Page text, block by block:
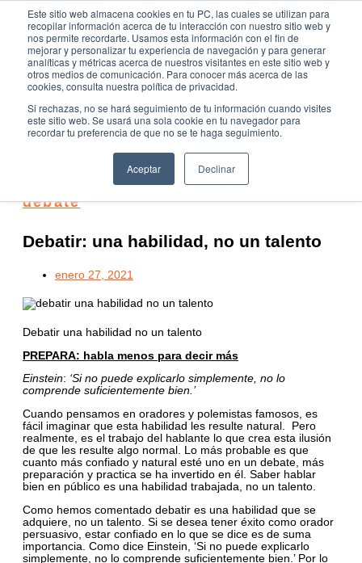
Este sitio web almacena cookies en tu PC, las cuales se utilizan para
recopilar información acerca de tu interacción con nuestro sitio web y
nos permite recordarte. Usamos esta información con el fin de
mejorar y personalizar tu experiencia de navegación y para generar
analíticas y métricas acerca de nuestros visitantes en este sitio web y
otros medios de comunicación. Para conocer más acerca de las
cookies, consulta nuestra política de privacidad.
Si rechazas, no se hará seguimiento de tu información cuando visites
este sitio web. Se usará una sola cookie en tu navegador para
recordar tu preferencia de que no se te haga seguimiento.
Aceptar Declinar
Ir al contenido
Fundación Actívate
MAIN MENU
Consejos oratoria ,Formación de
debate
Debatir: una habilidad, no un talento
enero 27, 2021
Debatir una habilidad no un talento
PREPARA: habla menos para decir más
Einstein: ‘Si no puede explicarlo simplemente, no lo
comprende suficientemente bien.’
Cuando pensamos en oradores y polemistas famosos, es
fácil imaginar que esta habilidad les resulte natural. Pero
realmente, es el trabajo del hablante lo que crea esta ilusión
de que les resulte algo normal. Lo más probable es que
cuanto más confiado y natural esté uno en un debate, más
preparación y practica se ha invertido en él. Saber hablar
bien en público es una habilidad trabajada, no un talento.
Como hemos comentado debatir es una habilidad que se
adquiere, no un talento. Si se desea tener éxito como orador
persuasivo, estar confiado en lo que se dice es de suma
importancia. Como dice Einstein, ‘Si no puede explicarlo
simplemente, no lo comprende suficientemente bien.’ Por lo